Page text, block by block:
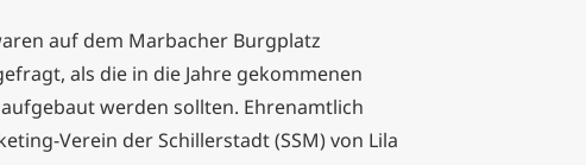
auf dem Marbacher Burgplatz
als die in die Jahre gekommenen
werden sollten. Ehrenamtlich
Verein der Schillerstadt (SSM) von Lila